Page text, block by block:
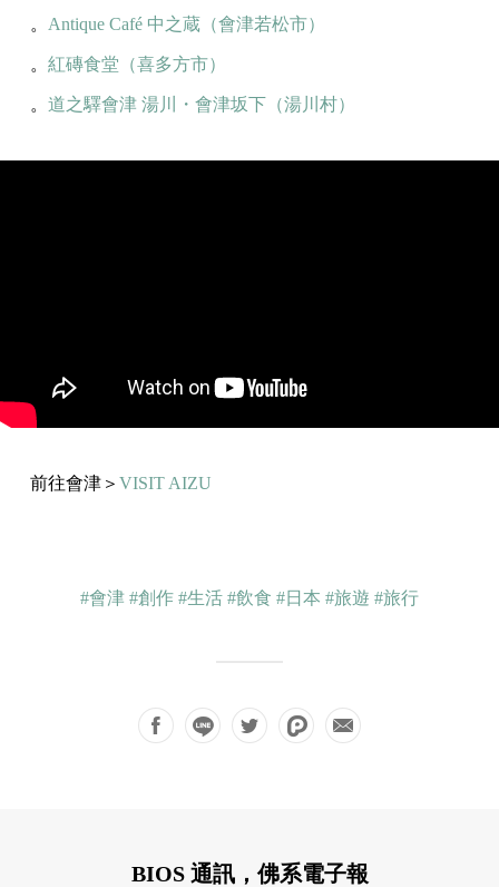
。 Antique Café 中之蔵（會津若松市）
。 紅磚食堂（喜多方市）
。 道之驛會津 湯川・會津坂下（湯川村）
前往會津＞ VISIT AIZU
#會津 #創作 #生活 #飲食 #日本 #旅遊 #旅行
BIOS 通訊，佛系電子報